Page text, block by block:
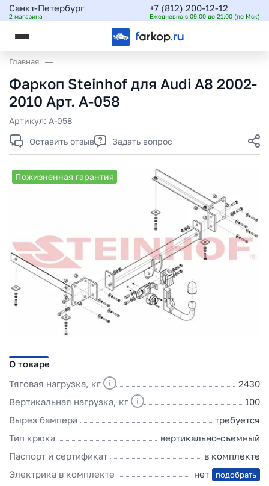
Санкт-Петербург
2 магазина
+7 (812) 200-12-12
Ежедневно с 09:00 до 21:00 (по Мск)
Главная
Фаркоп Steinhof для Audi A8 2002-
2010 Арт. A-058
Артикул: A-058
Оставить отзыв
Задать вопрос
Пожизненная гарантия
О товаре
Тяговая нагрузка, кг
2430
Вертикальная нагрузка, кг
100
Вырез бампера
требуется
Тип крюка
вертикально-съемный
Паспорт и сертификат
в комплекте
Электрика в комплекте
нет подобрать